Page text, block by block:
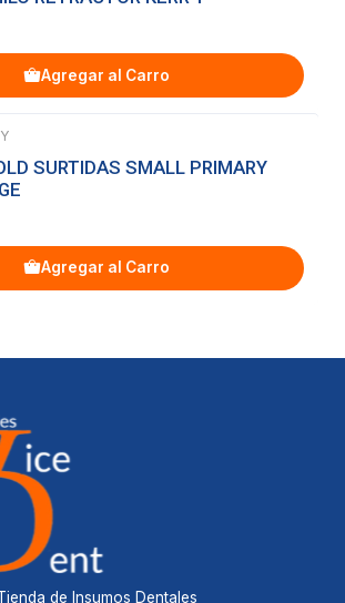
Agregar al Carro
SURTIDAS SMALL PRIMARY
Agregar al Carro
de Insumos Dentales